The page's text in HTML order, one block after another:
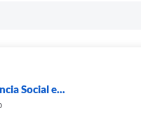
Social e...